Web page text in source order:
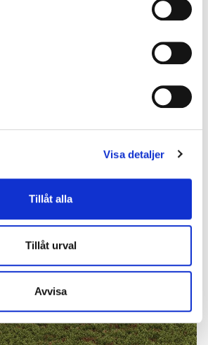
Visa detaljer
Tillåt alla
Tillåt urval
Avvisa
utgör alternativ som ingår i produkten och
beställningen.